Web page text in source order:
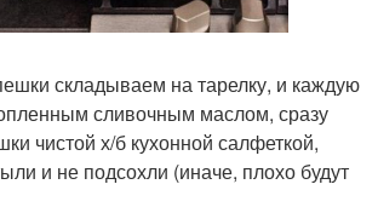
складываем на тарелку, и каждую
сливочным маслом, сразу
чистой х/б кухонной салфеткой,
и не подсохли (иначе, плохо будут